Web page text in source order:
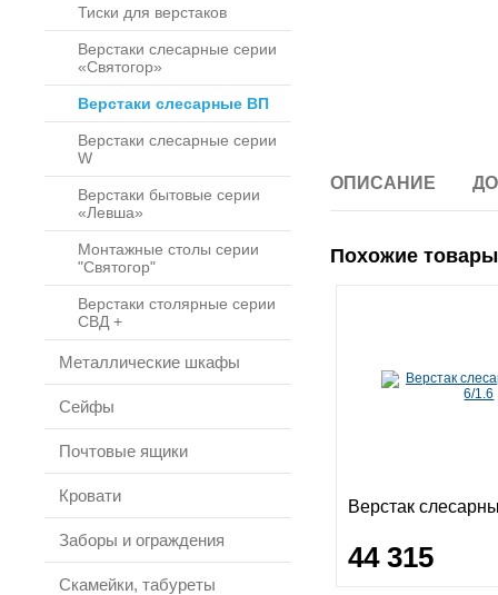
Тиски для верстаков
Верстаки слесарные серии
«Святогор»
Верстаки слесарные ВП
Верстаки слесарные серии
W
Верстаки бытовые серии
«Левша»
Монтажные столы серии
"Святогор"
Верстаки столярные серии
СВД +
Металлические шкафы
Сейфы
Почтовые ящики
Кровати
Заборы и ограждения
Скамейки, табуреты
ОПИСАНИЕ
Похожие
Верстак
44 315